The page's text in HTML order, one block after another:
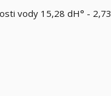
vody 15,28 dH° - 2,73